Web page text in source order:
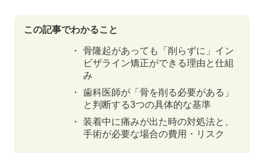
この記事でわかること
骨隆起があっても「削らずに」イン
ビザライン矯正ができる理由と仕組
み
歯科医師が「骨を削る必要がある」
と判断する3つの具体的な基準
装着中に痛みが出た時の対処法と、
手術が必要な場合の費用・リスク